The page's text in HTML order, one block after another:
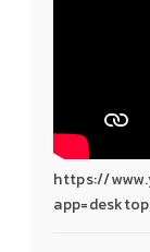
https://